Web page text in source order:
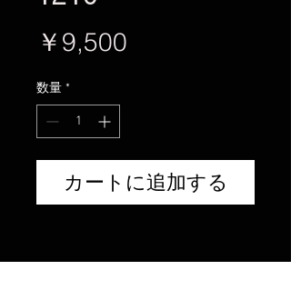
￥9,500
数量 *
カートに追加する